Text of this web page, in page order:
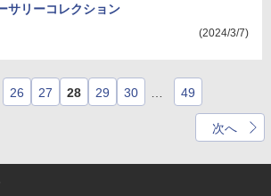
サリーコレクション
(2024/3/7)
26 27 28 29 30 49
次へ